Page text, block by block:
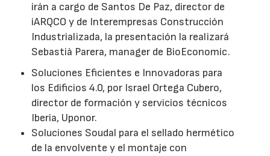
irán a cargo de Santos De Paz, director de
iARQCO y de Interempresas Construcción
Industrializada, la presentación la realizará
Sebastià Parera, manager de BioEconomic.
Soluciones Eficientes e Innovadoras para
los Edificios 4.0, por Israel Ortega Cubero,
director de formación y servicios técnicos
Iberia, Uponor.
Soluciones Soudal para el sellado hermético
de la envolvente y el montaje con